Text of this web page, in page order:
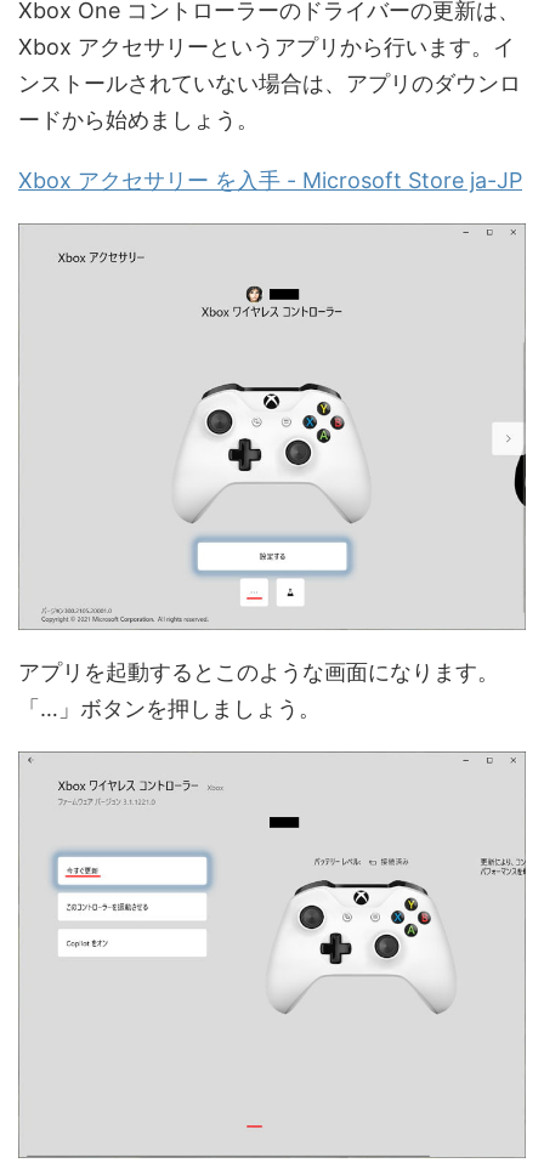
Xbox One コントローラーのドライバーの更新は、
Xbox アクセサリーというアプリから行います。イ
ンストールされていない場合は、アプリのダウンロ
ードから始めましょう。
Xbox アクセサリー を入手 - Microsoft Store ja-JP
アプリを起動するとこのような画面になります。
「…」ボタンを押しましょう。